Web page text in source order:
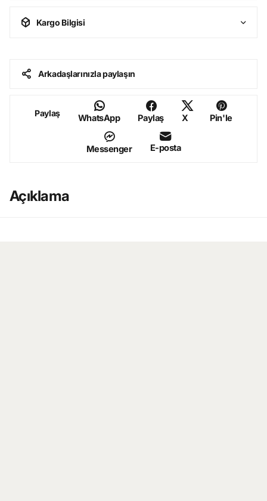
Kargo Bilgisi
Arkadaşlarınızla paylaşın
Paylaş WhatsApp Paylaş X Pin'le
Messenger E-posta
Açıklama